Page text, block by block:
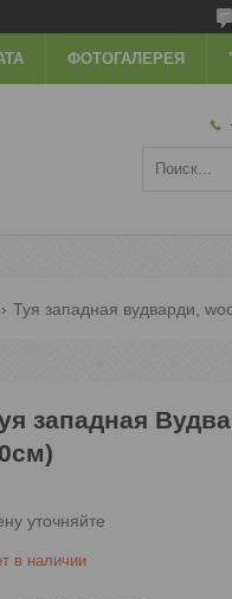
ФОТОГАЛЕРЕЯ
Туя западная вудварди,
западная
уточняйте
в наличии